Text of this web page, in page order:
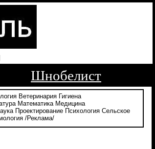
Шнобелист
Ветеринария Гигиена
Математика Медицина
Проектирование Психология Сельское
/Реклама/